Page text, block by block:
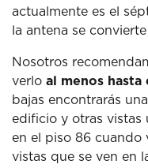
actualmente es el
la antena se
Nosotros
verlo al menos hasta
bajas encontrarás
edificio y otras vistas
en el piso 86 cuando
vistas que se ven en